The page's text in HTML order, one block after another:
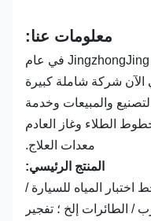
معلومات عنا:
تأسست شركة JingzhongJing (JZJ) Group في عام
والمبيعات وخدمة
وغاز العادم
معدات العلاج.
المنتج الرئيسي:
المياه للسيارة /
إلخ ؛ تفجير